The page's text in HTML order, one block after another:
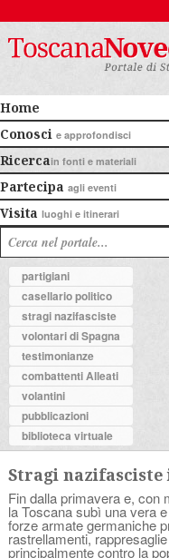
Home
Conosci e approfondisci
Ricercain fonti e materiali
Partecipa agli eventi
Visita luoghi e itinerari
partigiani
casellario politico
stragi nazifasciste
volontari di Spagna
testimonianze
combattenti Alleati
volantini
pubblicazioni
biblioteca virtuale
Stragi nazifasciste
Fin dalla primavera e, con
la Toscana subì una vera
forze armate germaniche
rastrellamenti,
principalmente contro la